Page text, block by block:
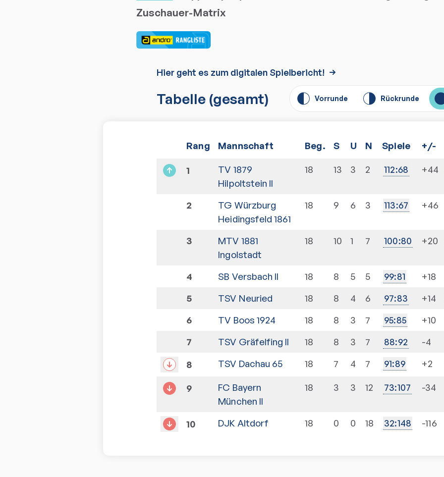
Zuschauer-Matrix
Hier geht es zum digitalen Spielbericht!
Tabelle (gesamt) Vorrunde Rückrunde
Rang Mannschaft Beg. S U N Spiele +/-
1
TV 1879
Hilpoltstein II
18 13 3 2 112:68 +44
2
TG Würzburg
Heidingsfeld 1861
18 9 6 3 113:67 +46
3
MTV 1881
Ingolstadt
18 10 1 7 100:80 +20
4 SB Versbach II 18 8 5 5 99:81 +18
5
TSV Neuried 18 8 4 6 97:83 +14
6
TV Boos 1924 18 8 3 7 95:85 +10
7
TSV Gräfelfing II 18 8 3 7 88:92 -4
8
TSV Dachau 65 18 7 4 7 91:89 +2
9
FC Bayern
München II
18 3 3 12 73:107 -34
10 DJK Altdorf 18 0 0 18 32:148 -116